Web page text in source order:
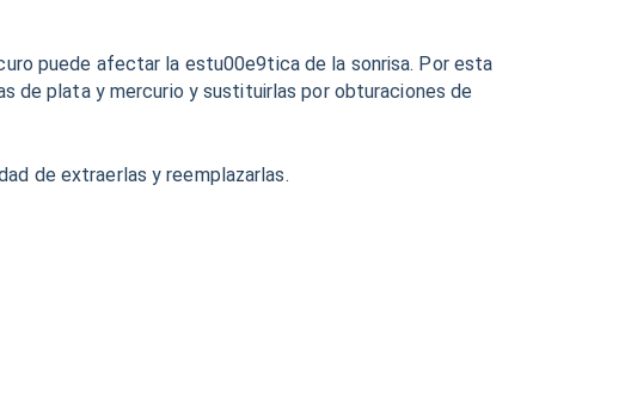
puede afectar la estu00e9tica de la sonrisa. Por esta
de plata y mercurio y sustituirlas por obturaciones de
de extraerlas y reemplazarlas.